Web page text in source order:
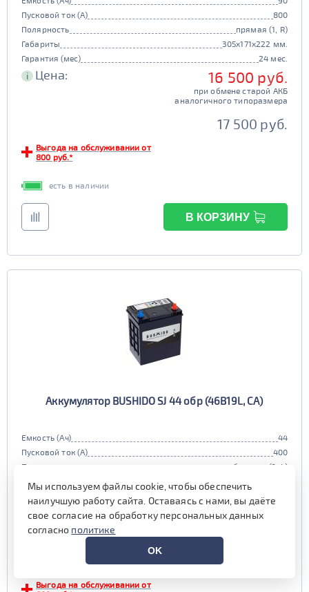
Пусковой ток (А)
800
Полярность
прямая (1, R)
Габариты
305x171x222 мм.
Гарантия (мес)
24 мес.
i Цена: 16 500 руб.
при обмене старой АКБ
аналогичного типоразмера
17 500 руб.
Выгода на обслуживании от
800 руб.*
есть в наличии
В КОРЗИНУ
Аккумулятор BUSHIDO SJ 44 обр (46B19L, CA)
Емкость (Ач)
44
Пусковой ток (А)
400
Полярность
обратная (0, L)
Габариты
24 мес.
i Цена: 8 050 руб.
аналогичного типоразмера
8 500 руб.
Выгода на обслуживании от
Мы используем файлы cookie, чтобы обеспечить
наилучшую работу сайта. Оставаясь с нами, вы даёте
свое согласие на обработку персональных данных
согласно политике
OK